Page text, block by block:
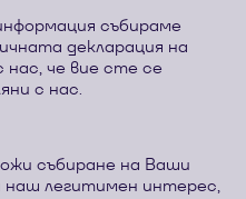
събираме
декларация на
нас, че вие сте се
с нас.
събиране на Ваши
наш легитимен интерес,